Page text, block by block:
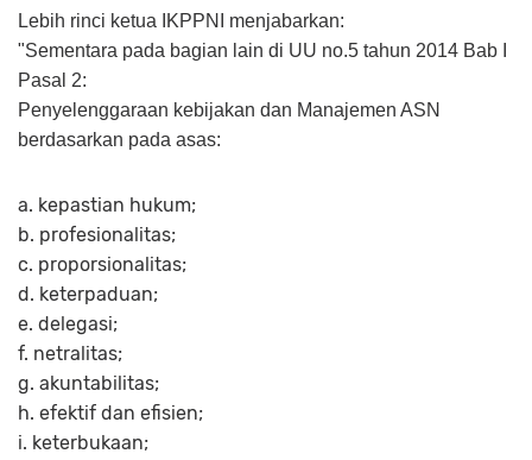
Lebih rinci ketua IKPPNI menjabarkan:
"Sementara pada bagian lain di UU no.5 tahun 2014 Bab I
Pasal 2:
Penyelenggaraan kebijakan dan Manajemen ASN
berdasarkan pada asas:
a. kepastian hukum;
b. profesionalitas;
c. proporsionalitas;
d. keterpaduan;
e. delegasi;
f. netralitas;
g. akuntabilitas;
h. efektif dan efisien;
i. keterbukaan;